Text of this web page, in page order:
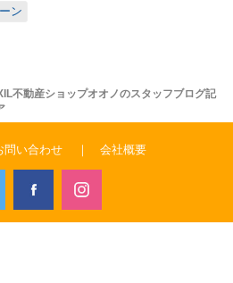
ン
不動産ショップオオノのスタッフブログ記
問い合わせ ｜ 会社概要